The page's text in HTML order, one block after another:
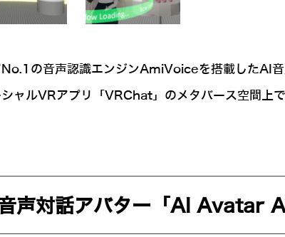
No.1の音声認識エンジンAmiVoiceを搭載した
ャルVRアプリ「VRChat」のメタバース空間上
声対話アバター「AI Avatar